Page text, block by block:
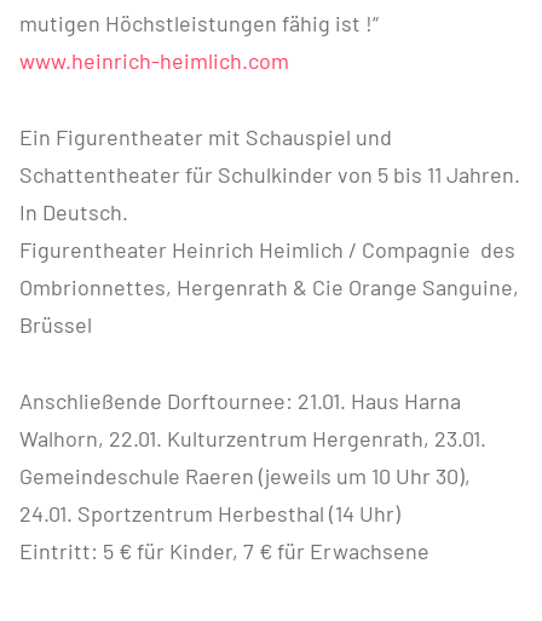
mutigen Höchstleistungen fähig ist !“
www.heinrich-heimlich.com
Ein Figurentheater mit Schauspiel und
Schattentheater für Schulkinder von 5 bis 11 Jahren.
In Deutsch.
Figurentheater Heinrich Heimlich / Compagnie des
Ombrionnettes, Hergenrath & Cie Orange Sanguine,
Brüssel
Anschließende Dorftournee: 21.01. Haus Harna
Walhorn, 22.01. Kulturzentrum Hergenrath, 23.01.
Gemeindeschule Raeren (jeweils um 10 Uhr 30),
24.01. Sportzentrum Herbesthal (14 Uhr)
Eintritt: 5 € für Kinder, 7 € für Erwachsene